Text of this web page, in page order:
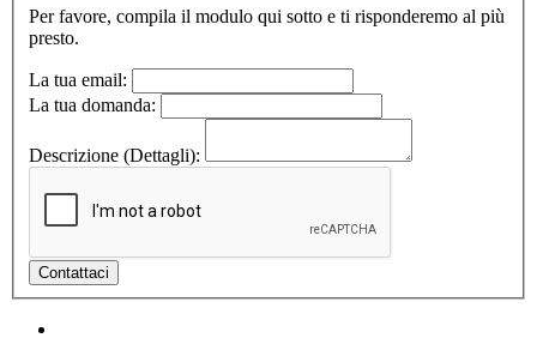
Per favore, compila il modulo qui sotto e ti risponderemo al più
presto.
La tua email:
La tua domanda:
Descrizione (Dettagli):